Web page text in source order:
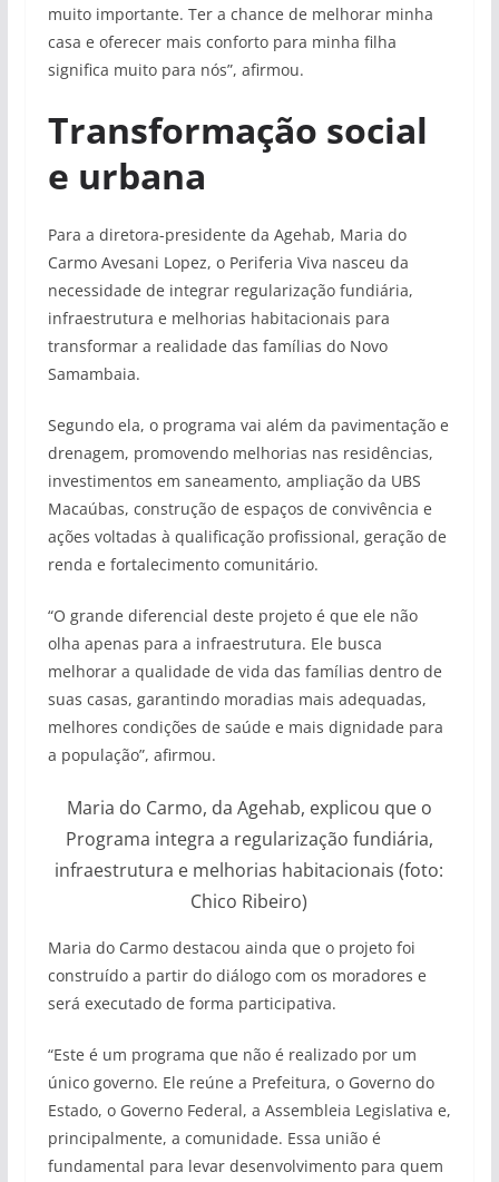
muito importante. Ter a chance de melhorar minha
casa e oferecer mais conforto para minha filha
significa muito para nós”, afirmou.
Transformação social
e urbana
Para a diretora-presidente da Agehab, Maria do
Carmo Avesani Lopez, o Periferia Viva nasceu da
necessidade de integrar regularização fundiária,
infraestrutura e melhorias habitacionais para
transformar a realidade das famílias do Novo
Samambaia.
Segundo ela, o programa vai além da pavimentação e
drenagem, promovendo melhorias nas residências,
investimentos em saneamento, ampliação da UBS
Macaúbas, construção de espaços de convivência e
ações voltadas à qualificação profissional, geração de
renda e fortalecimento comunitário.
“O grande diferencial deste projeto é que ele não
olha apenas para a infraestrutura. Ele busca
melhorar a qualidade de vida das famílias dentro de
suas casas, garantindo moradias mais adequadas,
melhores condições de saúde e mais dignidade para
a população”, afirmou.
Maria do Carmo, da Agehab, explicou que o
Programa integra a regularização fundiária,
infraestrutura e melhorias habitacionais (foto:
Chico Ribeiro)
Maria do Carmo destacou ainda que o projeto foi
construído a partir do diálogo com os moradores e
será executado de forma participativa.
“Este é um programa que não é realizado por um
único governo. Ele reúne a Prefeitura, o Governo do
Estado, o Governo Federal, a Assembleia Legislativa e,
principalmente, a comunidade. Essa união é
fundamental para levar desenvolvimento para quem